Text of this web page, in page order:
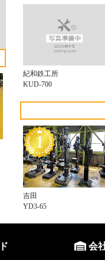
紀和鉄工所
KUD-700
吉田
YD3-65
会